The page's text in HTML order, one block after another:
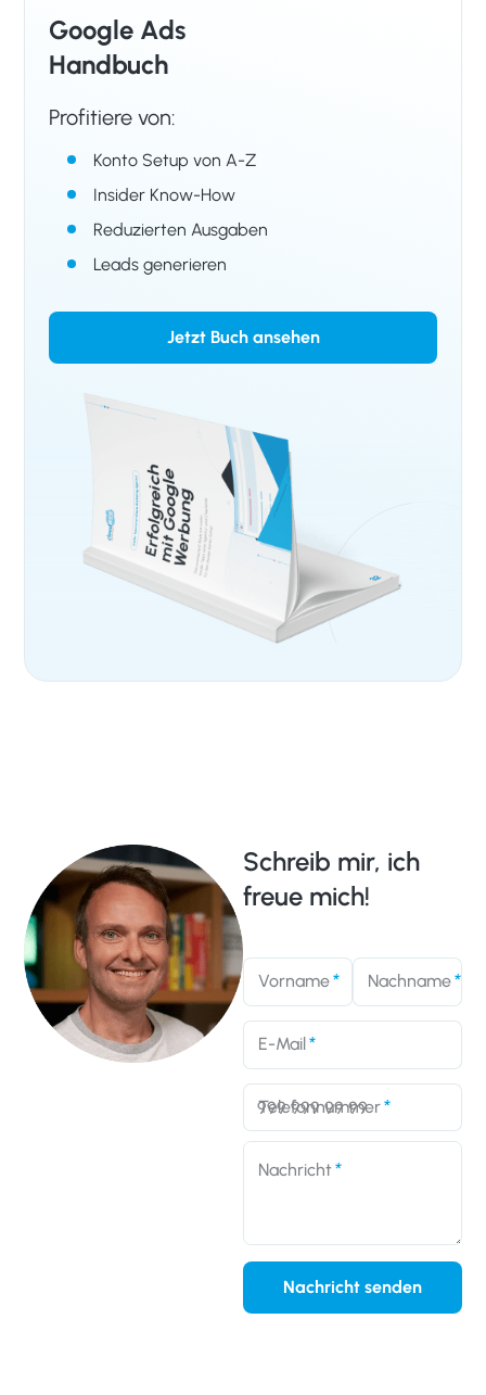
Google Ads
Handbuch
Profitiere von:
Konto Setup von A-Z
Insider Know-How
Reduzierten Ausgaben
Leads generieren
Jetzt Buch ansehen
Schreib mir, ich
freue mich!
Vorname Nachname
E-Mail
Telefonnummer
Nachricht
Nachricht senden